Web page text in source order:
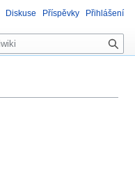
Diskuse Příspěvky Přihlášení